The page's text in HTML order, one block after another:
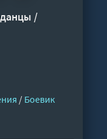
/
/ Боевик